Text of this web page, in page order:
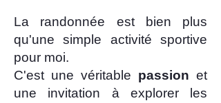
La randonnée est bien plus
qu'une simple activité sportive
pour moi.
C'est une véritable passion et
une invitation à explorer les